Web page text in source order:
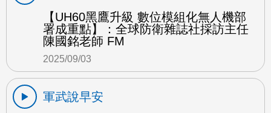
【UH60黑鷹升級 數位模組化無人機部
署成重點】：全球防衛雜誌社採訪主任
陳國銘老師 FM
2025/09/03
軍武說早安